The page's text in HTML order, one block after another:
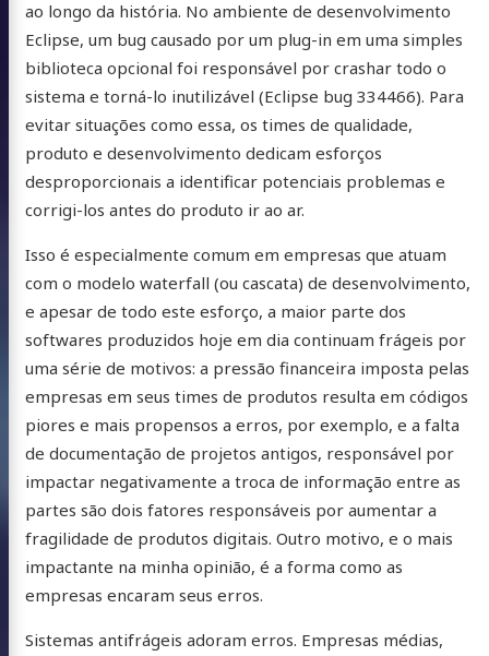
ao longo da história. No ambiente de desenvolvimento
Eclipse, um bug causado por um plug-in em uma simples
biblioteca opcional foi responsável por crashar todo o
sistema e torná-lo inutilizável (Eclipse bug 334466). Para
evitar situações como essa, os times de qualidade,
produto e desenvolvimento dedicam esforços
desproporcionais a identificar potenciais problemas e
corrigi-los antes do produto ir ao ar.
Isso é especialmente comum em empresas que atuam
com o modelo waterfall (ou cascata) de desenvolvimento,
e apesar de todo este esforço, a maior parte dos
softwares produzidos hoje em dia continuam frágeis por
uma série de motivos: a pressão financeira imposta pelas
empresas em seus times de produtos resulta em códigos
piores e mais propensos a erros, por exemplo, e a falta
de documentação de projetos antigos, responsável por
impactar negativamente a troca de informação entre as
partes são dois fatores responsáveis por aumentar a
fragilidade de produtos digitais. Outro motivo, e o mais
impactante na minha opinião, é a forma como as
empresas encaram seus erros.
Sistemas antifrágeis adoram erros. Empresas médias,